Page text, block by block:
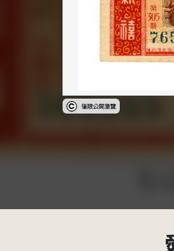
受著作權法保護-僅